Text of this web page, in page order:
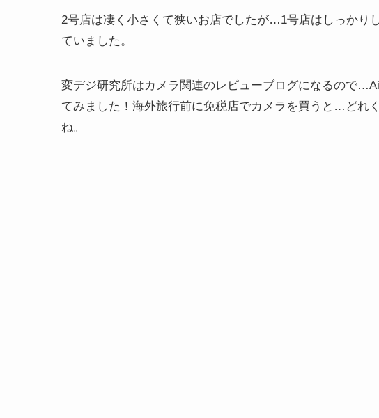
2号店は凄く小さくて狭いお店でしたが…1号店はしっかり
ていました。
変デジ研究所はカメラ関連のレビューブログになるので
てみました！海外旅行前に免税店でカメラを買うと…どれ
ね。